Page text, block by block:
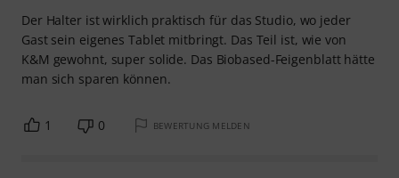
Der Halter ist wirklich praktisch für das Studio, wo jeder
Gast sein eigenes Tablet mitbringt. Das Teil ist, wie von
K&M gewohnt, super solide. Das Biobased-Feigenblatt hätte
man sich sparen können.
1 0 BEWERTUNG MELDEN